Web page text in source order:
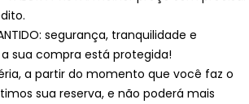
segurança, tranquilidade e
sua compra está protegida!
a partir do momento que você faz o
sua reserva, e não poderá mais